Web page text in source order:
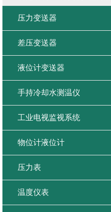
压力变送器
差压变送器
液位计变送器
手持冷却水测温仪
工业电视监视系统
物位计液位计
压力表
温度仪表